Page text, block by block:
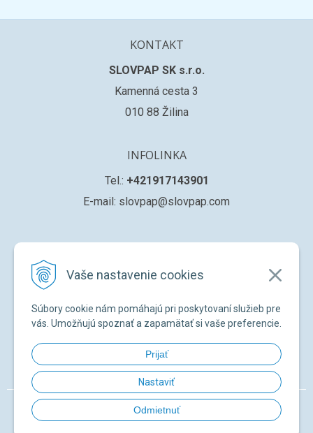
Vaše nastavenie cookies
Súbory cookie nám pomáhajú pri poskytovaní služieb pre
vás. Umožňujú spoznať a zapamätať si vaše preferencie.
Prijať
Nastaviť
Odmietnuť
KONTAKT
SLOVPAP SK s.r.o.
Kamenná cesta 3
010 88 Žilina
INFOLINKA
Tel.: +421917143901
E-mail: slovpap@slovpap.com
Obchodné podmienky
Ochana osobných údajov
Registrácia nového zákazníka
Žiadosť o registráciu na ďalší predaj
Zabudnuté heslo
© 2026 SLOVPAP SK • NextShop&e-shop Pohoda Connector NextCom